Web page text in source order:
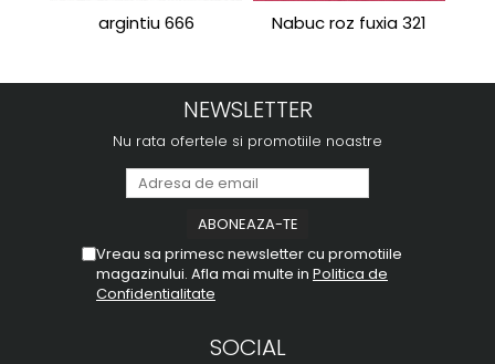
argintiu 666 Nabuc roz fuxia 321
NEWSLETTER
Nu rata ofertele si promotiile noastre
Vreau sa primesc newsletter cu promotiile
magazinului. Afla mai multe in Politica de
Confidentialitate
SOCIAL